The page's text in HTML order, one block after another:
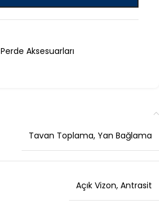
Perde Aksesuarları
Tavan Toplama, Yan Bağlama
Açık Vizon, Antrasit